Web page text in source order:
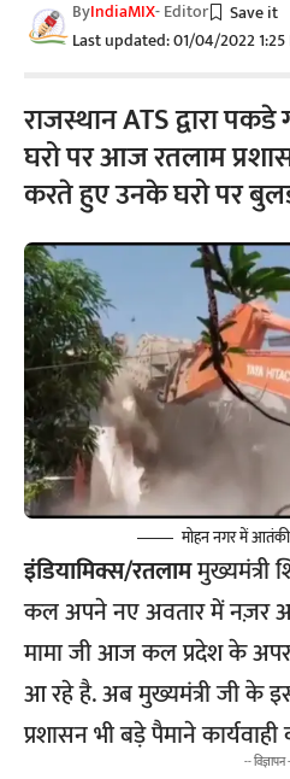
Last updated: 01/04/2022 1:25
ByIndiaMIX- Editor
राजस्थान ATS द्वारा
घरो पर आज रतलाम
करते हुए उनके घरो पर
मोहन नगर में
इंडियामिक्स/रतलाममुख्यमंत्री
कल अपने नए अवतार में नज़र
मामा जी आज कल प्रदेश के
आ रहे है. अब मुख्यमंत्री जी के
प्रशासन भी बड़े पैमाने
-- विज्ञापन